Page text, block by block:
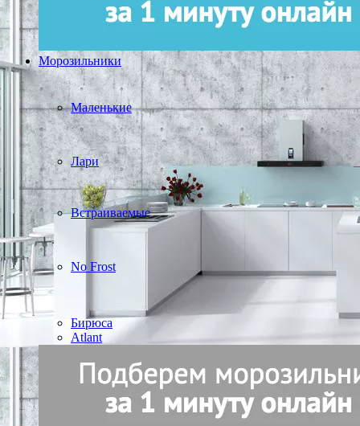
Морозильники
Маленькие
Лари
Встраиваемые
No Frost
Бирюса
Atlant